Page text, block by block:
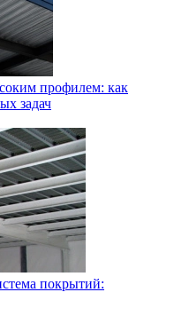
профилем: как
задач
покрытий: